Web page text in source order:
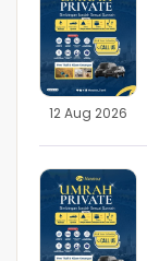
12 Aug 2026